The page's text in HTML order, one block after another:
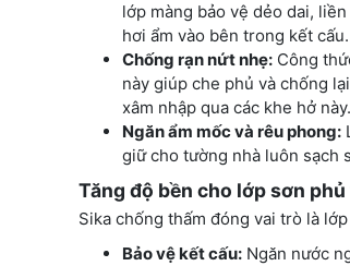
lớp màng bảo vệ dẻo dai,
hơi ẩm vào bên trong kết cấu.
Chống rạn nứt nhẹ: Công
này giúp che phủ và chống
xâm nhập qua các khe hở này.
Ngăn ẩm mốc và rêu phong:
giữ cho tường nhà luôn sạch
Tăng độ bền cho lớp sơn
Sika chống thấm đóng vai trò là
Bảo vệ kết cấu: Ngăn nước